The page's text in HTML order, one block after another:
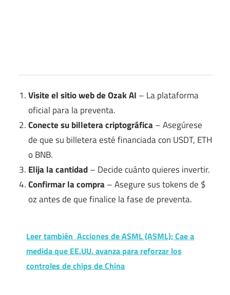
Visite el sitio web de Ozak AI – La plataforma
oficial para la preventa.
Conecte su billetera criptográfica – Asegúrese
de que su billetera esté financiada con USDT, ETH
o BNB.
Elija la cantidad– Decide cuánto quieres invertir.
Confirmar la compra – Asegure sus tokens de $
oz antes de que finalice la fase de preventa.
Leer también Acciones de ASML (ASML); Cae a
medida que EE.UU. avanza para reforzar los
controles de chips de China